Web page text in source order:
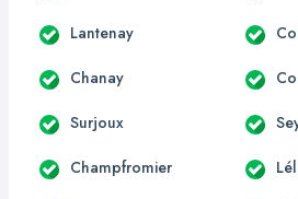
Lantenay
Chanay
Surjoux
Champfromier